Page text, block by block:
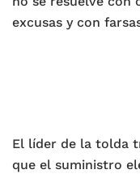
excusas y con
El líder de la tolda
que el suministro